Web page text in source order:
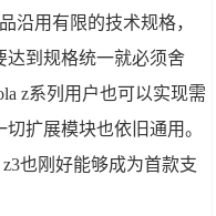
沿用有限的技术规格，
达到规格统一就必须舍
z系列用户也可以实现需
扩展模块也依旧通用。
也刚好能够成为首款支